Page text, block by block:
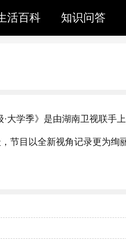
活百科 知识问答
大学季》是由湖南卫视联手
节目以全新视角记录更为绚